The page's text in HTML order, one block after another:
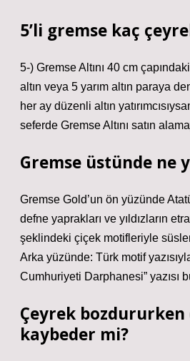
5’li gremse kaç
5-) Gremse Altını 40 cm
altın veya 5 yarım altın paraya
her ay düzenli altın
seferde Gremse Altını satın
Gremse üstünde ne
Gremse Gold’un ön yüzünde
defne yaprakları ve yıldızların
şeklindeki çiçek motifleriyle
Arka yüzünde: Türk motif
Cumhuriyeti Darphanesi” yazısı
Çeyrek bozdururken
kaybeder mi?